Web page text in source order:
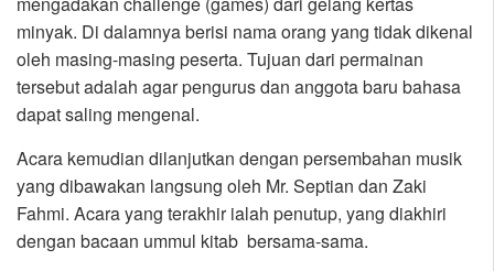
minyak. Di dalamnya berisi nama orang yang tidak dikenal
oleh masing-masing peserta. Tujuan dari permainan
tersebut adalah agar pengurus dan anggota baru bahasa
dapat saling mengenal.
Acara kemudian dilanjutkan dengan persembahan musik
yang dibawakan langsung oleh Mr. Septian dan Zaki
Fahmi. Acara yang terakhir ialah penutup, yang diakhiri
dengan bacaan ummul kitab bersama-sama.